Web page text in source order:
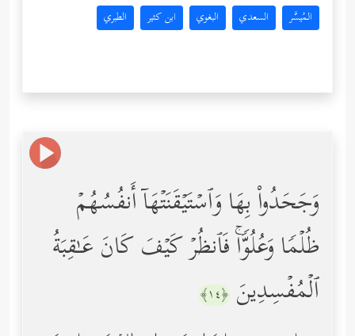
المُيسَّر السعدي البغوي ابن كثير الطبري
وَجَحَدُواْ بِهَا وَٱسۡتَیۡقَنَتۡهَاۤ أَنفُسُهُمۡ
ظُلۡمࣰا وَعُلُوࣰّاۚ فَٱنظُرۡ كَیۡفَ كَانَ عَـٰقِبَةُ
ٱلۡمُفۡسِدِینَ ﴿١٤﴾